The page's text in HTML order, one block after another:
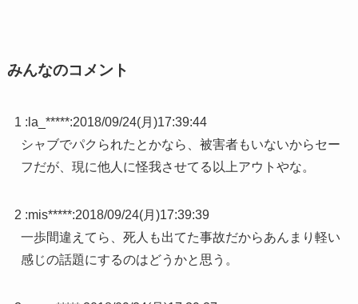
みんなのコメント
1 : la_*****:2018/09/24(月)17:39:44
シャブでパクられたとかなら、被害者もいないからセー
フだが、現に他人に怪我させてる以上アウトやな。
2 :mis*****:2018/09/24(月)17:39:39
一歩間違えてら、死人も出てた事故だからあんまり軽い
感じの話題にするのはどうかと思う。